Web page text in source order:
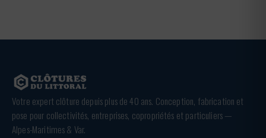
Votre expert clôture depuis plus de 40 ans. Conception, fabrication et
pose pour collectivités, entreprises, copropriétés et particuliers —
Alpes-Maritimes & Var.